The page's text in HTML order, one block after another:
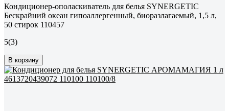
Кондиционер-ополаскиватель для белья SYNERGETIC
Бескрайний океан гипоаллергенный, биоразлагаемый, 1,5 л,
50 стирок 110457
5(3)
В корзину